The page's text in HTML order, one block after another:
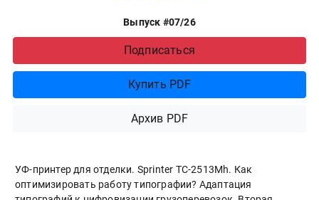
Выпуск #07/26
Подписаться
Купить PDF
Архив PDF
УФ-принтер для отделки. Sprinter ТС-2513Mh. Как
оптимизировать работу типографии? Адаптация